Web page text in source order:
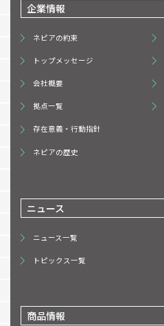
企業情報
ネピアの約束
トップメッセージ
会社概要
拠点一覧
存在意義・行動指針
ネピアの歴史
ニュース
ニュース一覧
トピックス一覧
商品情報